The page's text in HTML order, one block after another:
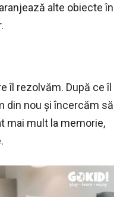
alte obiecte în
îl rezolvăm. După ce îl
din nou și încercăm să
mai mult la memorie,